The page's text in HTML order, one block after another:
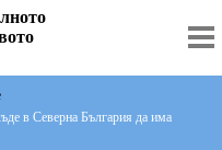
в Северна България да има